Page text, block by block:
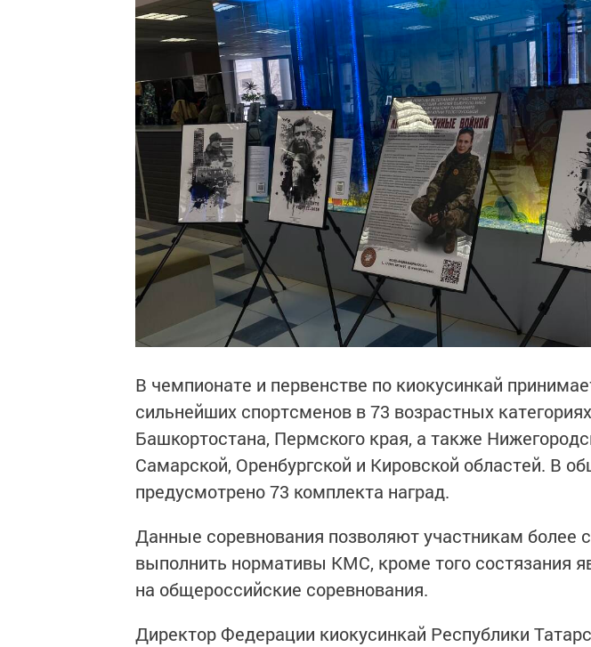
В чемпионате и первенстве по киокусинкай
сильнейших спортсменов в 73 возрастных
Башкортостана, Пермского края, а также
Самарской, Оренбургской и Кировской областей. В
предусмотрено 73 комплекта наград.
Данные соревнования позволяют участникам более
выполнить нормативы КМС, кроме того состязания
на общероссийские соревнования.
Директор Федерации киокусинкай Республики